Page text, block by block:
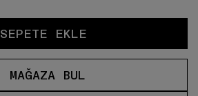
SEPETE EKLE
MAĞAZA BUL